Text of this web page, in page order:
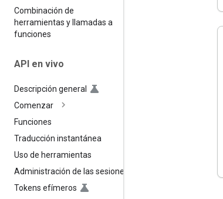
Combinación de
herramientas y llamadas a
funciones
API en vivo
Descripción general
Comenzar
Funciones
Traducción instantánea
Uso de herramientas
Administración de las sesiones
Tokens efímeros